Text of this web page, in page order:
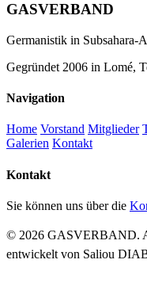
GASVERBAND
Germanistik in Subsahara-
Gegründet 2006 in Lomé,
Navigation
Home Vorstand Mitglieder
Galerien Kontakt
Kontakt
Sie können uns über die
© 2026 GASVERBAND.
entwickelt von Saliou